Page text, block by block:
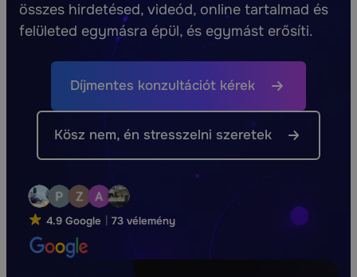
összes hirdetésed, videód, online tartalmad és
felületed egymásra épül, és egymást erősíti.
Díjmentes konzultációt kérek
Kösz nem, én stresszelni szeretek
4.9 Google 73 vélemény